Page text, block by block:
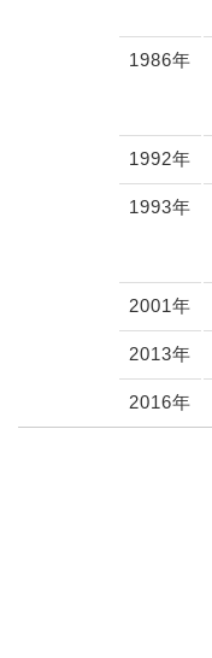
1986年
1992年
1993年
2001年
2013年
2016年